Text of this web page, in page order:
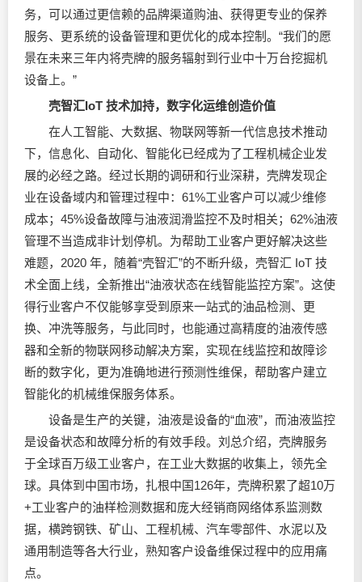
务，可以通过更信赖的品牌渠道购油、获得更专业的保养
服务、更系统的设备管理和更优化的成本控制。“我们的愿
景在未来三年内将壳牌的服务辐射到行业中十万台挖掘机
设备上。”
壳智汇IoT 技术加持，数字化运维创造价值
在人工智能、大数据、物联网等新一代信息技术推动
下，信息化、自动化、智能化已经成为了工程机械企业发
展的必经之路。经过长期的调研和行业深耕，壳牌发现企
业在设备域内和管理过程中：61%工业客户可以减少维修
成本；45%设备故障与油液润滑监控不及时相关；62%油液
管理不当造成非计划停机。为帮助工业客户更好解决这些
难题，2020 年，随着“壳智汇”的不断升级，壳智汇 IoT 技
术全面上线，全新推出“油液状态在线智能监控方案”。这使
得行业客户不仅能够享受到原来一站式的油品检测、更
换、冲洗等服务，与此同时，也能通过高精度的油液传感
器和全新的物联网移动解决方案，实现在线监控和故障诊
断的数字化，更为准确地进行预测性维保，帮助客户建立
智能化的机械维保服务体系。
设备是生产的关键，油液是设备的“血液”，而油液监控
是设备状态和故障分析的有效手段。刘总介绍，壳牌服务
于全球百万级工业客户，在工业大数据的收集上，领先全
球。具体到中国市场，扎根中国126年，壳牌积累了超10万
+工业客户的油样检测数据和庞大经销商网络体系监测数
据，横跨钢铁、矿山、工程机械、汽车零部件、水泥以及
通用制造等各大行业，熟知客户设备维保过程中的应用痛
点。